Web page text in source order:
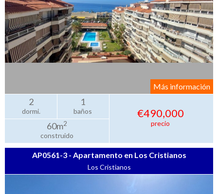
Más información
2
dormi.
1
baños
60m2
construido
€490,000
precio
AP0561-3 - Apartamento en Los Cristianos
Los Cristianos